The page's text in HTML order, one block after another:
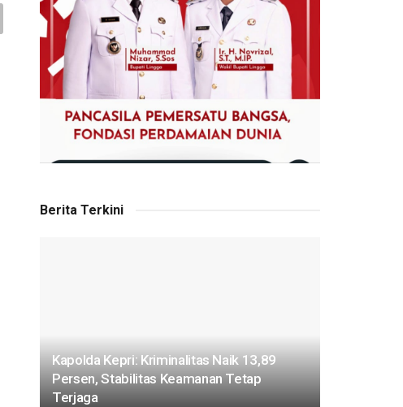
Berita Terkini
Kapolda Kepri: Kriminalitas Naik 13,89
Persen, Stabilitas Keamanan Tetap
Terjaga